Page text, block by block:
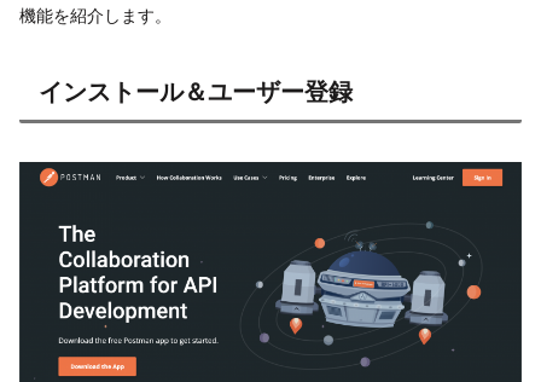
機能を紹介します。
インストール＆ユーザー登録